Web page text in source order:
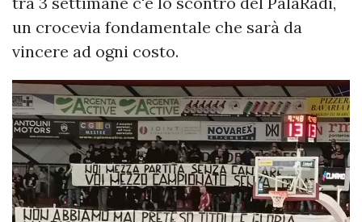
un crocevia fondamentale che sarà da
vincere ad ogni costo.